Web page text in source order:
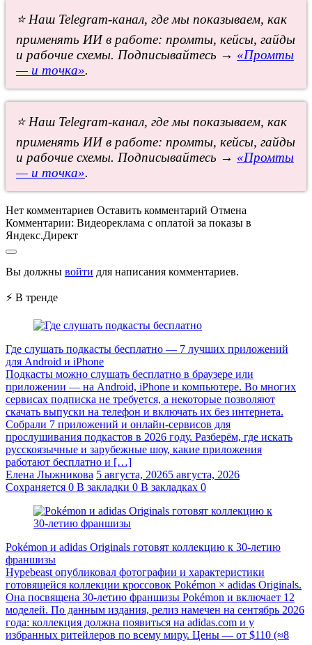
⭐ Наш Telegram-канал, где мы показываем, как
применять ИИ в работе: промты, кейсы, гайды
и рабочие схемы. Подписывайтесь → «Промты
— и точка».
⭐ Наш Telegram-канал, где мы показываем, как
применять ИИ в работе: промты, кейсы, гайды
и рабочие схемы. Подписывайтесь → «Промты
— и точка».
Нет комментариев Оставить комментарий Отмена
Комментарии: Видеореклама с оплатой за показы в
Яндекс.Директ
Вы должны войти для написания комментариев.
⚡ В тренде
Где слушать подкасты бесплатно — 7 лучших приложений
для Android и iPhone
Подкасты можно слушать бесплатно в браузере или
приложении — на Android, iPhone и компьютере. Во многих
сервисах подписка не требуется, а некоторые позволяют
скачать выпуски на телефон и включать их без интернета.
Собрали 7 приложений и онлайн-сервисов для
прослушивания подкастов в 2026 году. Разберём, где искать
русскоязычные и зарубежные шоу, какие приложения
работают бесплатно и […]
Елена Лыжникова 5 августа, 20265 августа, 2026
Сохраняется 0 В закладки 0 В закладках 0
Pokémon и adidas Originals готовят коллекцию к 30-летию
франшизы
Hypebeast опубликовал фотографии и характеристики
готовящейся коллекции кроссовок Pokémon × adidas Originals.
Она посвящена 30-летию франшизы Pokémon и включает 12
моделей. По данным издания, релиз намечен на сентябрь 2026
года: коллекция должна появиться на adidas.com и у
избранных ритейлеров по всему миру. Цены — от $110 (≈8